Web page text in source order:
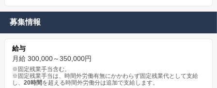
募集情報
給与
月給 300,000～350,000円
※固定残業手当含む。
※固定残業手当は、時間外労働有無にかかわらず固定残業代として支給
し、 20時間を超える時間外労働分は追加で支給します。